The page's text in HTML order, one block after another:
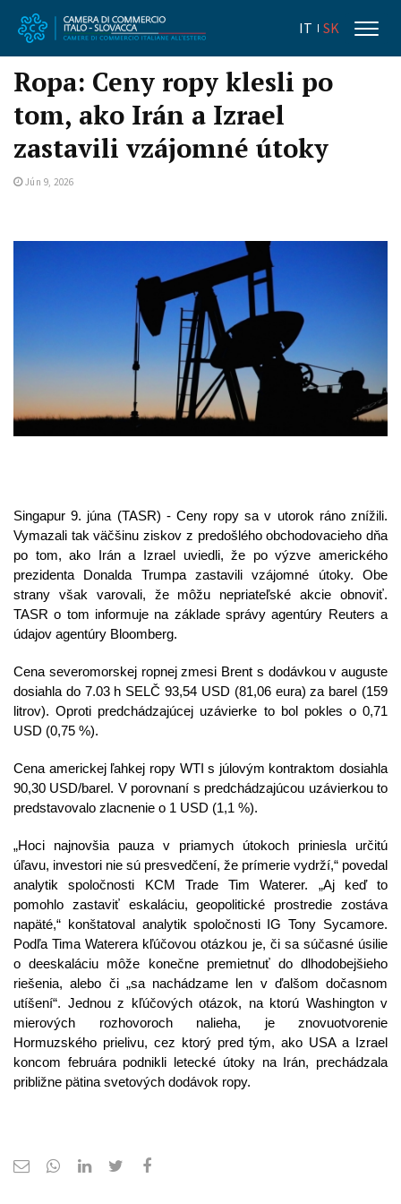
IT SK
Ropa: Ceny ropy klesli po
tom, ako Irán a Izrael
zastavili vzájomné útoky
Jún 9, 2026
Singapur 9. júna (TASR) - Ceny ropy sa v utorok ráno znížili.
Vymazali tak väčšinu ziskov z predošlého obchodovacieho dňa
po tom, ako Irán a Izrael uviedli, že po výzve amerického
prezidenta Donalda Trumpa zastavili vzájomné útoky. Obe
strany však varovali, že môžu nepriateľské akcie obnoviť.
TASR o tom informuje na základe správy agentúry Reuters a
údajov agentúry Bloomberg.
Cena severomorskej ropnej zmesi Brent s dodávkou v auguste
dosiahla do 7.03 h SELČ 93,54 USD (81,06 eura) za barel (159
litrov). Oproti predchádzajúcej uzávierke to bol pokles o 0,71
USD (0,75 %).
Cena americkej ľahkej ropy WTI s júlovým kontraktom dosiahla
90,30 USD/barel. V porovnaní s predchádzajúcou uzávierkou to
predstavovalo zlacnenie o 1 USD (1,1 %).
„Hoci najnovšia pauza v priamych útokoch priniesla určitú
úľavu, investori nie sú presvedčení, že prímerie vydrží,“ povedal
analytik spoločnosti KCM Trade Tim Waterer. „Aj keď to
pomohlo zastaviť eskaláciu, geopolitické prostredie zostáva
napäté,“ konštatoval analytik spoločnosti IG Tony Sycamore.
Podľa Tima Waterera kľúčovou otázkou je, či sa súčasné úsilie
o deeskaláciu môže konečne premietnuť do dlhodobejšieho
riešenia, alebo či „sa nachádzame len v ďalšom dočasnom
utíšení“. Jednou z kľúčových otázok, na ktorú Washington v
mierových rozhovoroch nalieha, je znovuotvorenie
Hormuzského prielivu, cez ktorý pred tým, ako USA a Izrael
koncom februára podnikli letecké útoky na Irán, prechádzala
približne pätina svetových dodávok ropy.